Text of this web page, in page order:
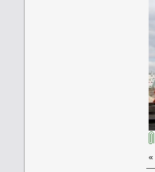
«